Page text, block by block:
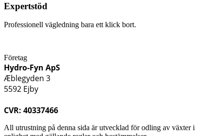
Expertstöd
Professionell vägledning bara ett klick bort.
Företag
Hydro-Fyn ApS
Æblegyden 3
5592 Ejby
CVR: 40337466
All utrustning på denna sida är utvecklad för odling av växter i